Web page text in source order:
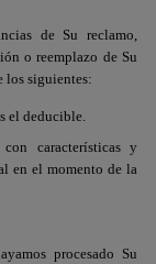
de Su reclamo,
o reemplazo de Su
los siguientes:
el deducible.
características y
en el momento de la
procesado Su